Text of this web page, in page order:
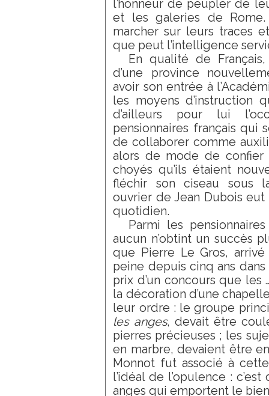
l’honneur de peupler de
et les galeries de
marcher sur leurs traces
que peut l’intelligence
En qualité de
d’une province
avoir son entrée à
les moyens d’instruction
d’ailleurs pour lui
pensionnaires français qui
de collaborer comme
alors de mode de confier
choyés qu’ils étaient
fléchir son ciseau sous
ouvrier de Jean Dubois eut
quotidien.
Parmi les
aucun n’obtint un succès
que Pierre Le Gros,
peine depuis cinq ans
prix d’un concours que
la décoration d’une
leur ordre : le groupe
les anges, devait être
pierres précieuses ; les
en marbre, devaient être
Monnot fut associé à
l’idéal de l’opulence :
anges qui emportent le